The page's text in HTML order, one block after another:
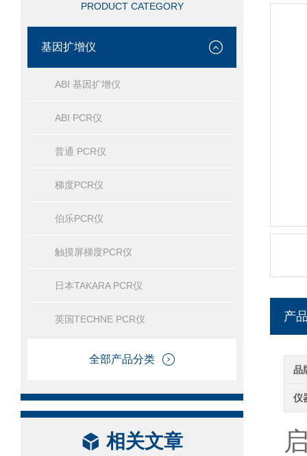
PRODUCT CATEGORY
基因扩增仪
ABI 基因扩增仪
ABI PCR仪
普通 PCR仪
梯度PCR仪
伯乐PCR仪
触摸屏梯度PCR仪
日本TAKARA PCR仪
英国TECHNE PCR仪
全部产品分类
相关文章
产
品
仪